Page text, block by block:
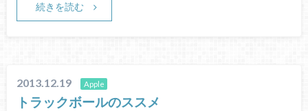
続きを読む
2013.12.19 Apple
トラックボールのススメ